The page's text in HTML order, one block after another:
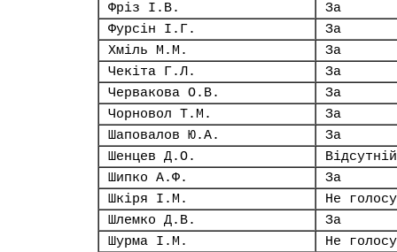
Фріз І.В.
За
Фурсін І.Г.
За
Хміль М.М.
За
Чекіта Г.Л.
За
Червакова О.В.
За
Чорновол Т.М.
За
Шаповалов Ю.А.
За
Шенцев Д.О.
Відсутній
Шипко А.Ф.
За
Шкіря І.М.
Не
Шлемко Д.В.
За
Шурма І.М.
Не